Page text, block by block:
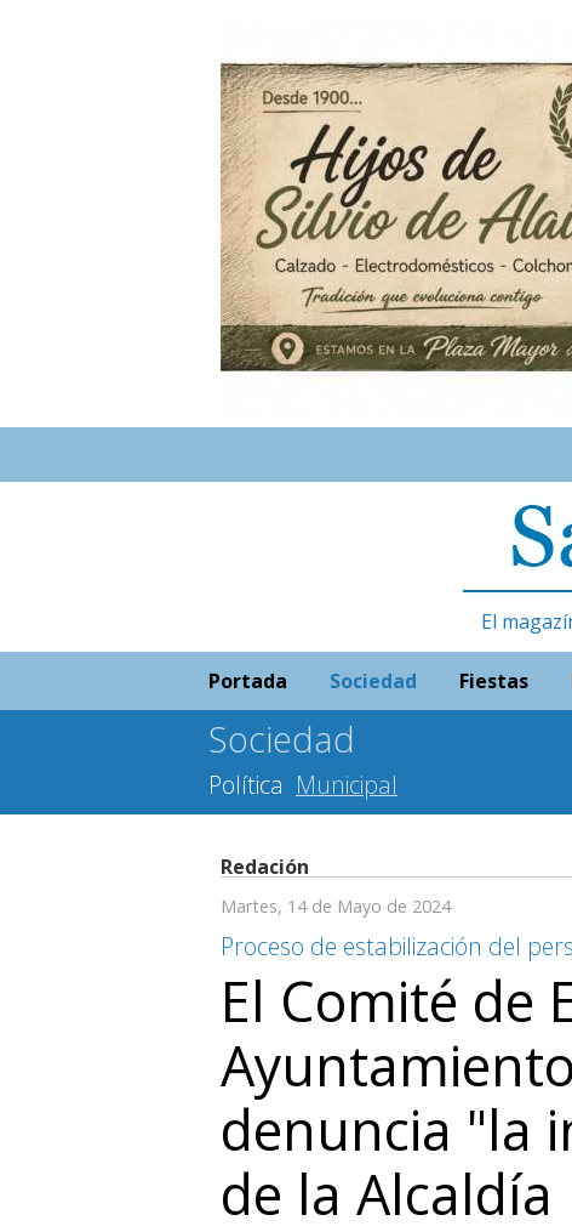
El
Portada Sociedad Fiestas
Sociedad
Política Municipal
Redación
Martes, 14 de Mayo de 2024
Proceso de estabilización del
El Comité de
denuncia "la
de la Alcaldía